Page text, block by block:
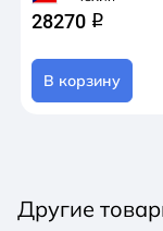
28270 q
В корзину
Другие